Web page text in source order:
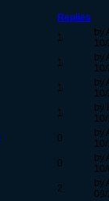
Replies
1
by
1
by
1
by
1
by
0
by
0
by
2
by